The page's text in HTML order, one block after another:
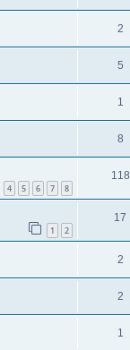
2
5
1
8
4 5 6 7 8
118
1 2
17
2
2
1